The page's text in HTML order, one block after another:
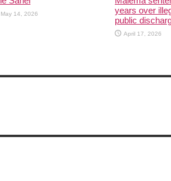
May 14, 2026
years over
public
April 17, 2026